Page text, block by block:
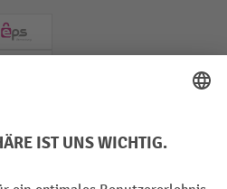
(Visa)
EPS